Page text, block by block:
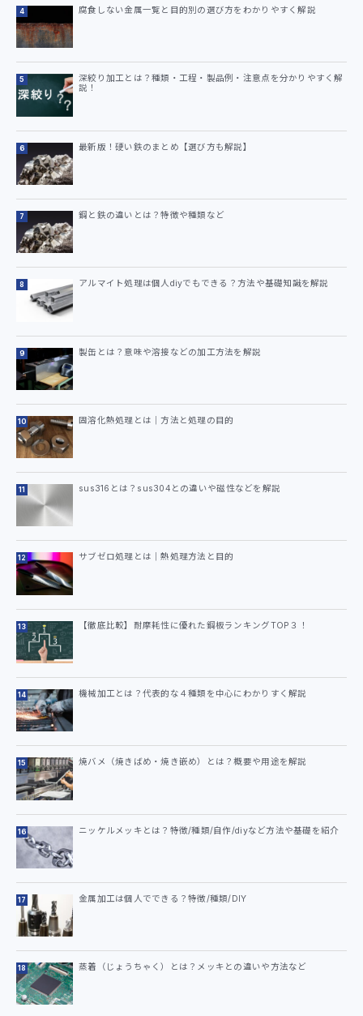
腐食しない金属一覧と目的別の選び方をわかりやすく解説
深絞り加工とは？種類・工程・製品例・注意点を分かりやすく解
説！
最新版！硬い鉄のまとめ【選び方も解説】
鋼と鉄の違いとは？特徴や種類など
アルマイト処理は個人diyでもできる？方法や基礎知識を解説
製缶とは？意味や溶接などの加工方法を解説
固溶化熱処理とは｜方法と処理の目的
sus316とは？sus304との違いや磁性などを解説
サブゼロ処理とは｜熱処理方法と目的
【徹底比較】耐摩耗性に優れた鋼板ランキングTOP３！
機械加工とは？代表的な４種類を中心にわかりすく解説
焼バメ（焼きばめ・焼き嵌め）とは？概要や用途を解説
ニッケルメッキとは？特徴/種類/自作/diyなど方法や基礎を紹介
金属加工は個人でできる？特徴/種類/DIY
蒸着（じょうちゃく）とは？メッキとの違いや方法など